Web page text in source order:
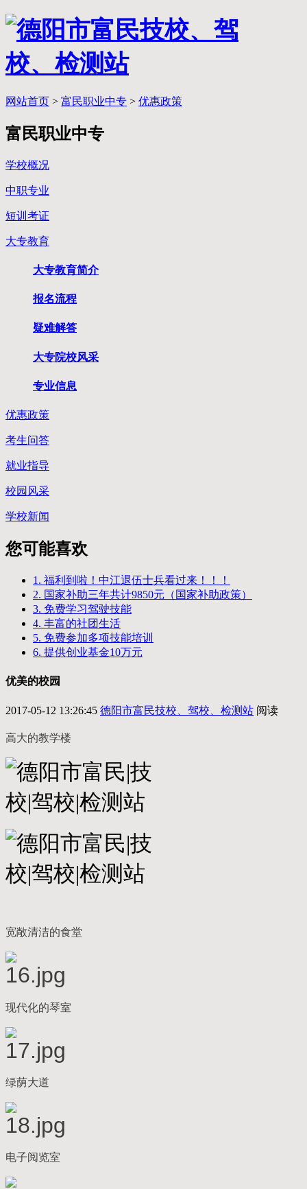
网站首页 > 富民职业中专 > 优惠政策
富民职业中专
学校概况
中职专业
短训考证
大专教育
大专教育简介
报名流程
疑难解答
大专院校风采
专业信息
优惠政策
考生问答
就业指导
校园风采
学校新闻
您可能喜欢
1. 福利到啦！中江退伍士兵看过来！！！
2. 国家补助三年共计9850元（国家补助政策）
3. 免费学习驾驶技能
4. 丰富的社团生活
5. 免费参加多项技能培训
6. 提供创业基金10万元
优美的校园
2017-05-12 13:26:45 德阳市富民技校、驾校、检测站 阅读
高大的教学楼
宽敞清洁的食堂
现代化的琴室
绿荫大道
电子阅览室